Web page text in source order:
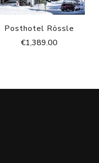
Posthotel Rössle
€1,389.00